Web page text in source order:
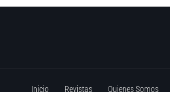
Inicio Revistas Quienes Somos